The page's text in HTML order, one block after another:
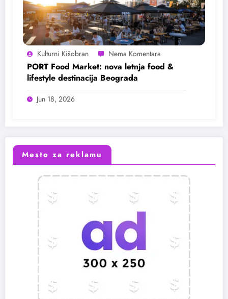
Kulturni Kišobran
PORT Food Market: nova letnja food &
lifestyle destinacija Beograda
Jun 18, 2026
Mesto za reklamu